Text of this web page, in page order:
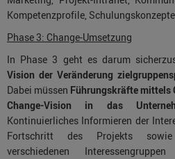
Kompetenzprofile,
Phase 3: Change-Umsetzung
In Phase 3 geht es darum
Vision der Veränderung
Dabei müssen Führungskräfte mittels
Change-Vision in das
Kontinuierliches Informieren der
Fortschritt des Projekts
verschiedenen